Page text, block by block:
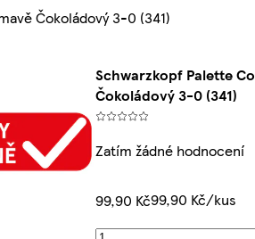
Čokoládový 3-0 (341)
Schwarzkopf Palette
Čokoládový 3-0 (341)
Zatím žádné hodnocení
99,90 Kč99,90 Kč/kus